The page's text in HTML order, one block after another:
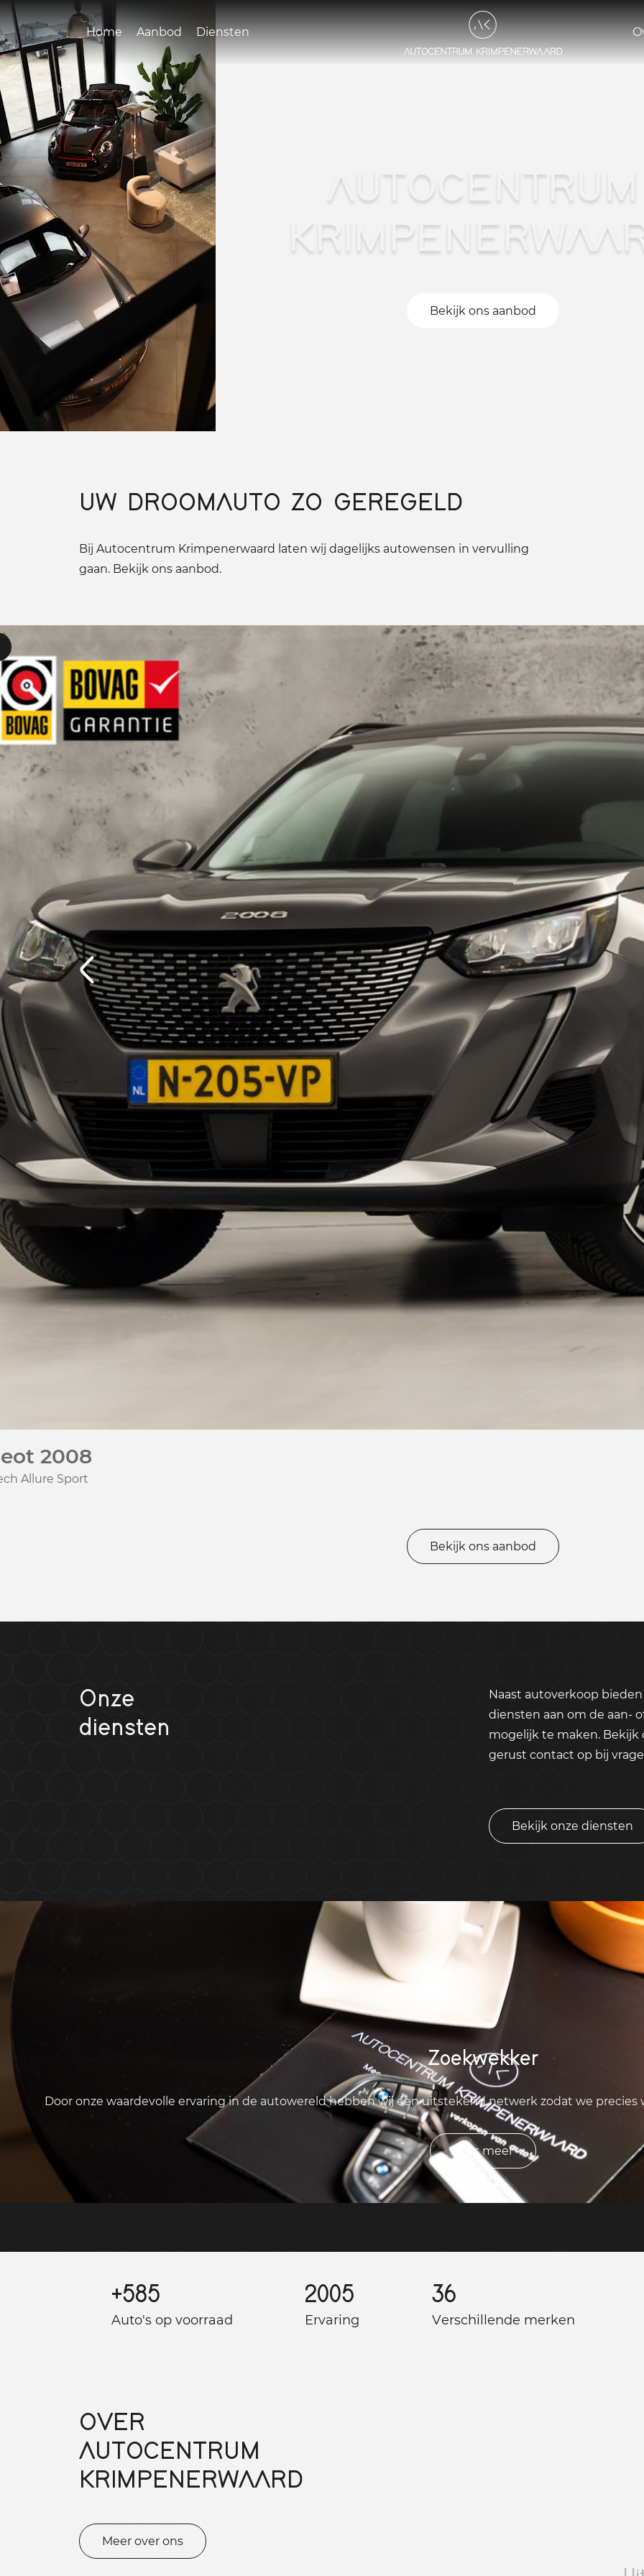
Home Aanbod Diensten
AUTOCENTRUM
Bekijk ons aanbod
UW DROOMAUTO ZO GEREGELD
Bij Autocentrum Krimpenerwaard laten wij dagelijks autowensen in vervulling
gaan. Bekijk ons aanbod.
2008
Allure Sport
Bekijk ons aanbod
Onze
diensten
Naast autoverkoop
diensten aan om de aan-
mogelijk te maken. Bekijk
gerust contact op bij
Bekijk onze diensten
Zoekwekker
Door onze waardevolle ervaring in de autowereld hebben wij een uitstekend netwerk zodat we
Lees meer
+585
Auto's op voorraad
2005
Ervaring
36
Verschillende merken
OVER
AUTOCENTRUM
KRIMPENERWAARD
Meer over ons